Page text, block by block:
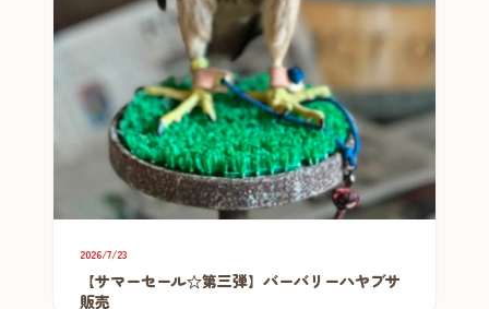
2026/7/23
【サマーセール☆第三弾】バーバリーハヤブサ
販売